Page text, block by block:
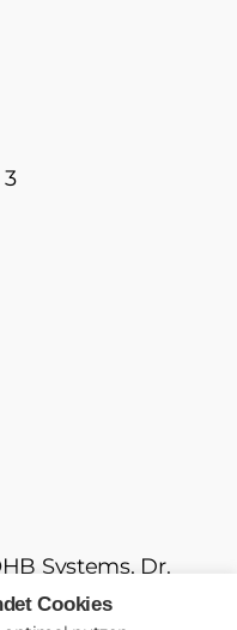
3
Systems, Dr.
US
Space
Cookies